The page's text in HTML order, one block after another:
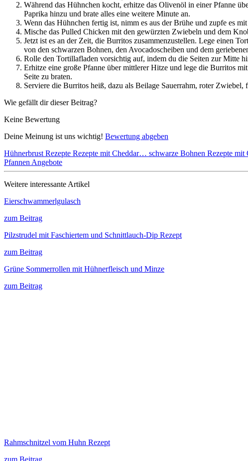
Während das Hühnchen kocht, erhitze das Olivenöl in einer Pfanne
Paprika hinzu und brate alles eine weitere Minute an.
Wenn das Hühnchen fertig ist, nimm es aus der Brühe und zupfe es
Mische das Pulled Chicken mit den gewürzten Zwiebeln und dem
Jetzt ist es an der Zeit, die Burritos zusammenzustellen. Lege einen
von den schwarzen Bohnen, den Avocadoscheiben und dem
Rolle den Tortillafladen vorsichtig auf, indem du die Seiten zur Mitte
Erhitze eine große Pfanne über mittlerer Hitze und lege die Burritos
Seite zu braten.
Serviere die Burritos heiß, dazu als Beilage Sauerrahm, roter
Wie gefällt dir dieser Beitrag?
Keine Bewertung
Deine Meinung ist uns wichtig! Bewertung abgeben
Hühnerbrust Rezepte Rezepte mit Cheddar… schwarze Bohnen Rezepte mit
Pfannen Angebote
Weitere interessante Artikel
Eierschwammerlgulasch
zum Beitrag
Pilzstrudel mit Faschiertem und Schnittlauch-Dip Rezept
zum Beitrag
Grüne Sommerrollen mit Hühnerfleisch und Minze
zum Beitrag
Rahmschnitzel vom Huhn Rezept
zum Beitrag